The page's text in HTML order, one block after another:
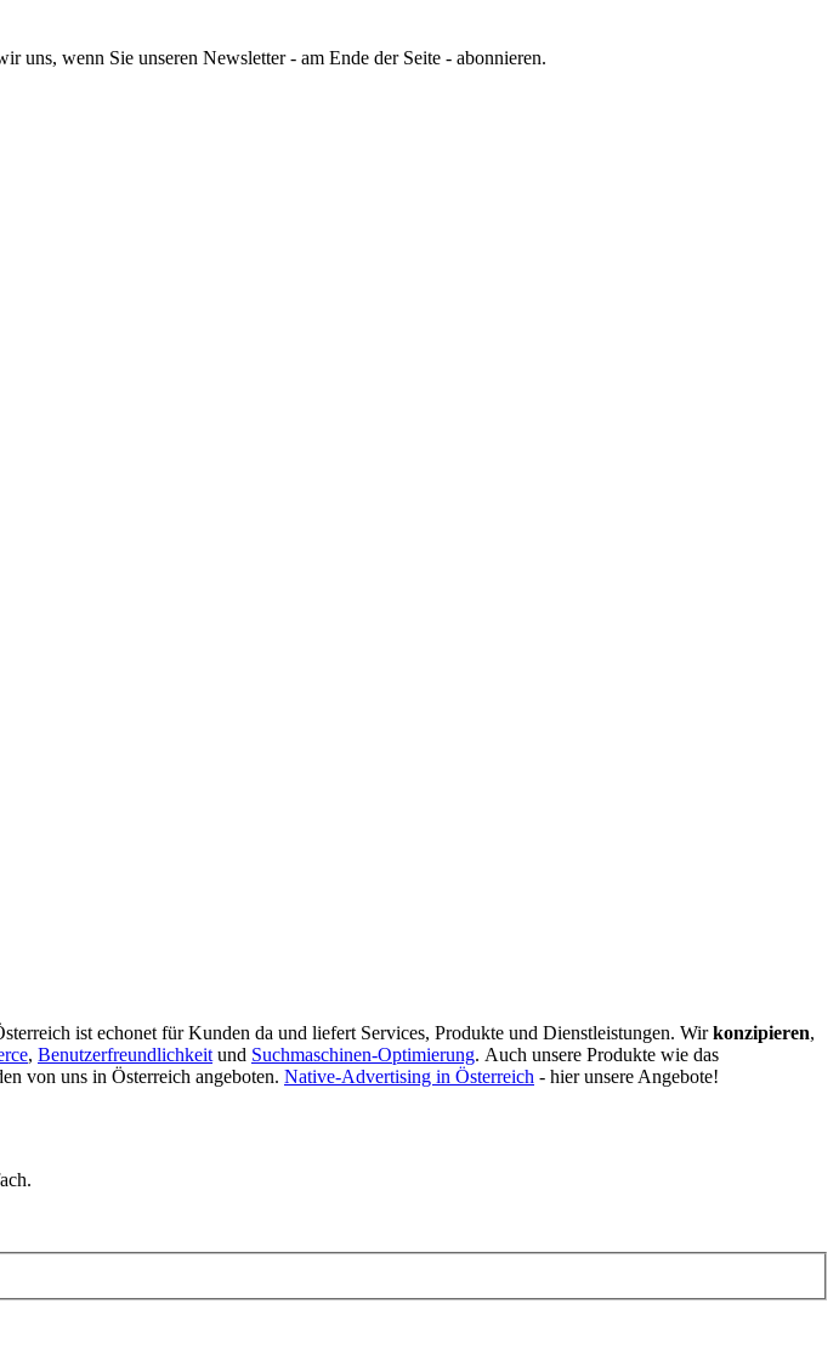
uns, wenn Sie unseren Newsletter - am Ende der Seite - abonnieren.
ist echonet für Kunden da und liefert Services, Produkte und Dienstleistungen. Wirkonzipieren,
, Benutzerfreundlichkeit und Suchmaschinen-Optimierung. Auch unsere Produkte wie das
von uns in Österreich angeboten. Native-Advertising in Österreich - hier unsere Angebote!